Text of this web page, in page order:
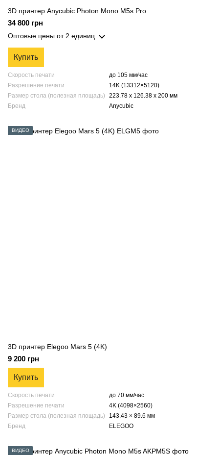
3D принтер Anycubic Photon Mono M5s Pro
34 800 грн
Оптовые цены от 2 единиц
Купить
Скорость печати
до 105 мм/час
Разрешение печати
14K (13312×5120)
Размер стола (полезная площадь)
223.78 х 126.38 х 200 мм
Бренд
Anycubic
ВИДЕО
3D принтер Elegoo Mars 5 (4K)
9 200 грн
Купить
Скорость печати
до 70 мм/час
Разрешение печати
4K (4098×2560)
Размер стола (полезная площадь)
143.43 × 89.6 мм
Бренд
ELEGOO
ВИДЕО